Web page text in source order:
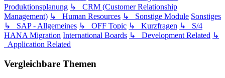
Produktionsplanung ↳ CRM (Customer Relationship
Management) ↳ Human Resources ↳ Sonstige Module Sonstiges
↳ SAP - Allgemeines ↳ OFF Topic ↳ Kurzfragen ↳ S/4
HANA Migration International Boards ↳ Development Related ↳
Application Related
Vergleichbare Themen